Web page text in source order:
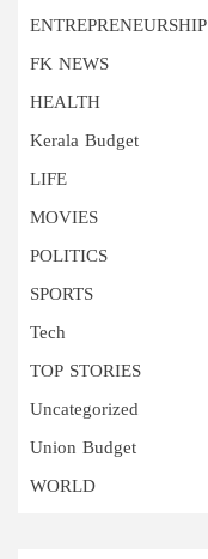
ENTREPRENEURSHIP
FK NEWS
HEALTH
Kerala Budget
LIFE
MOVIES
POLITICS
SPORTS
Tech
TOP STORIES
Uncategorized
Union Budget
WORLD